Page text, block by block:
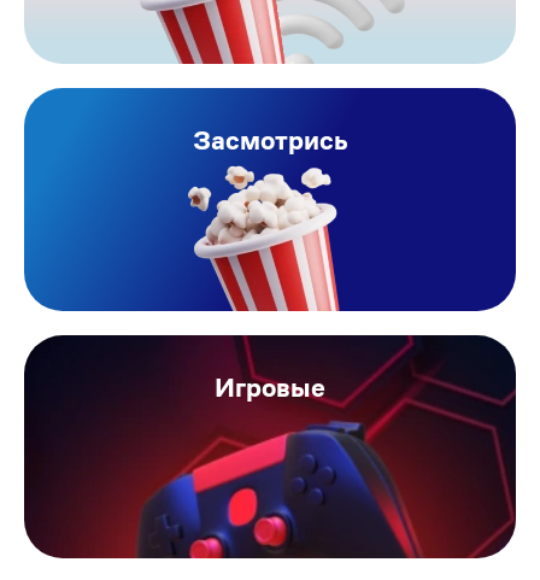
Засмотрись
Игровые